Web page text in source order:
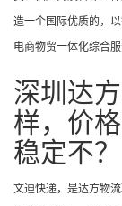
造一个国际优质的，
电商物贸一体化综合服
深圳达
样，价
稳定不？
文迪快递，是达方物